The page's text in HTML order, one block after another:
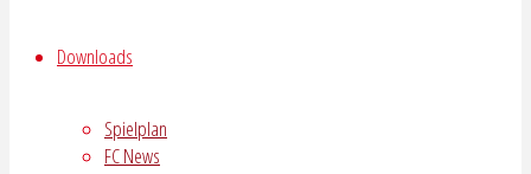
Downloads
Spielplan
FC News